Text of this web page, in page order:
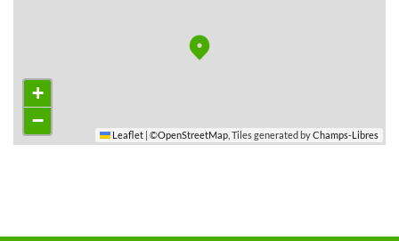
+
−
Leaflet | ©OpenStreetMap , Tiles generated byChamps-Libres